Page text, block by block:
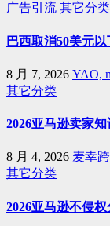
广告引流 其它分类
巴西取消50美元
8 月 7, 2026 YAO,
其它分类
2026亚马逊卖家
8 月 4, 2026 麦幸
其它分类
2026亚马逊不侵